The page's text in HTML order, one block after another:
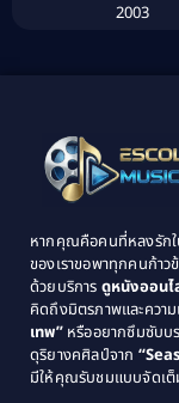
2003
1995
1993
1989
1987
1985
1983
หากคุณคือคนที่หลงรักใ
ของเราขอพาทุกคนก้า
ด้วยบริการ ดูหนังออนไ
คิดถึงมิตรภาพและควา
เทพ”หรืออยากซึมซับบ
ดุริยางคศิลป์จาก
มีให้คุณรับชมแบบจัดเต็